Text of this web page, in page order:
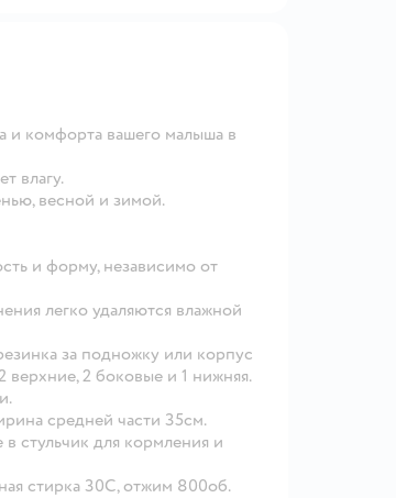
и комфорта вашего малыша в
влагу.
весной и зимой.
и форму, независимо от
легко удаляются влажной
за подножку или корпус
2 боковые и 1 нижняя.
средней части 35см.
стульчик для кормления и
стирка 30С, отжим 800об.